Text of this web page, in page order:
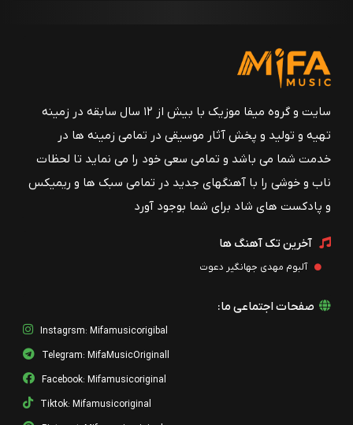
سایت و گروه میفا موزیک با بیش از ۱۲ سال سابقه در زمینه
تهیه و تولید و پخش آثار موسیقی در تمامی زمینه ها در
خدمت شما می باشد و تمامی سعی خود را می نماید تا لحظات
ناب و خوشی را با آهنگهای جدید در تمامی سبک ها و ریمیکس
و پادکست های شاد برای شما بوجود آورد
آخرین تک آهنگ ها
آلبوم مهدی جهانگیر دعوت
صفحات اجتماعی ما:
Instagrsm: Mifamusicorigibal
Telegram: MifaMusicOriginall
Facebook: Mifamusicoriginal
Tiktok: Mifamusicoriginal